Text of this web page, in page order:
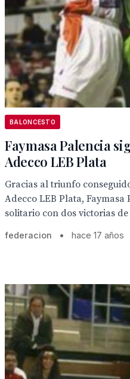
BALONCESTO
Faymasa Palencia
Adecco LEB Plata
Gracias al triunfo
Adecco LEB Plata,
solitario con dos victorias
federacion • hace 17 años